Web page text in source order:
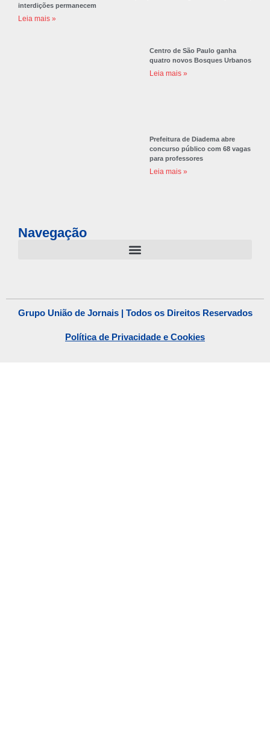
interdições permanecem
Leia mais »
Centro de São Paulo ganha
quatro novos Bosques Urbanos
Leia mais »
Prefeitura de Diadema abre
concurso público com 68 vagas
para professores
Leia mais »
Navegação
Grupo União de Jornais | Todos os Direitos Reservados
Política de Privacidade e Cookies